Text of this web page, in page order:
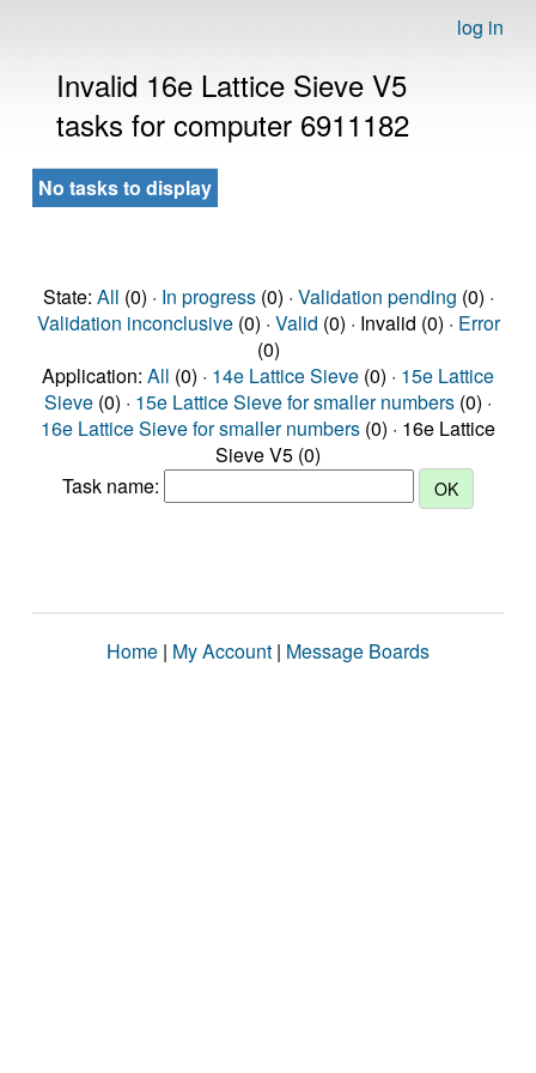
log in
Invalid 16e Lattice Sieve V5
tasks for computer 6911182
No tasks to display
State: All (0) · In progress(0) · Validation pending (0) ·
Validation inconclusive(0) · Valid (0) · Invalid (0) · Error
(0)
Application: All (0) · 14e Lattice Sieve (0) · 15e Lattice
Sieve (0) · 15e Lattice Sieve for smaller numbers (0) ·
16e Lattice Sieve for smaller numbers (0) · 16e Lattice
Sieve V5 (0)
Task name:
Home | My Account | Message Boards